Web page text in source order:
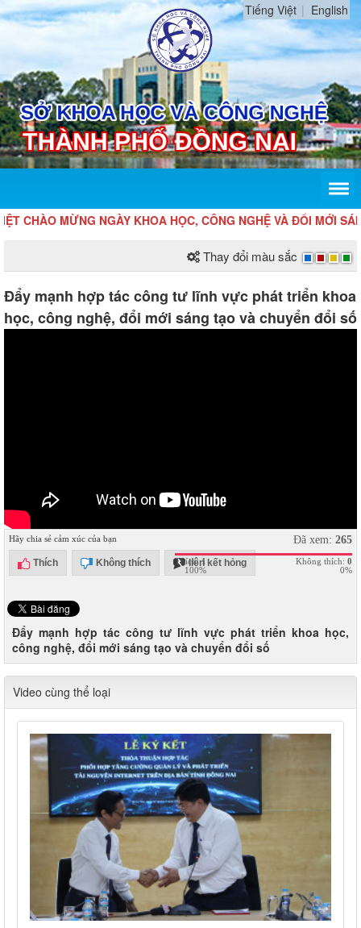
Tiếng Việt English
MỪNG NGÀY KHOA HỌC, CÔNG NGHỆ VÀ ĐỔI MỚI SÁNG
Thay đổi màu sắc
Đẩy mạnh hợp tác công tư lĩnh vực phát triển khoa
học, công nghệ, đổi mới sáng tạo và chuyển đổi số
Hãy chia sẻ cảm xúc của bạn
Thích Không thích liên kết hỏng
Đã xem: 265
Thích:1
100%
Không thích: 0
0%
Đẩy mạnh hợp tác công tư lĩnh vực phát triển khoa học,
công nghệ, đổi mới sáng tạo và chuyển đổi số
Video cùng thể loại